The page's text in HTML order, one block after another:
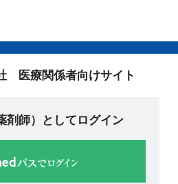
医療関係者向けサイト
剤師）としてログイン